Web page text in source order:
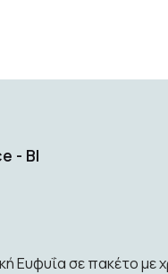
- BI
Ευφυΐα σε πακέτο με